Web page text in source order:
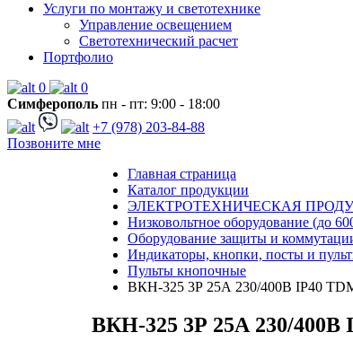
Услуги по монтажу и светотехнике
Управление освещением
Светотехнический расчет
Портфолио
0
0
Симферополь пн - пт: 9:00 - 18:00
+7 (978) 203-84-88
Позвоните мне
Главная страница
Каталог продукции
ЭЛЕКТРОТЕХНИЧЕСКАЯ
Низковольтное оборудование (до
Оборудование защиты и
Индикаторы, кнопки, посты и
Пульты кнопочные
ВКН-325 3Р 25А 230/400В IP40
ВКН-325 3Р 25А 230/400В